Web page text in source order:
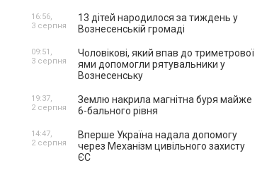
13 дітей народилося за тиждень у
Вознесенській громаді
16:56,
3 серпня
Чоловікові, який впав до триметрової
ями допомогли рятувальники у
Вознесенську
09:51,
3 серпня
Землю накрила магнітна буря майже
6-бального рівня
19:37,
2 серпня
Вперше Україна надала допомогу
через Механізм цивільного захисту
ЄС
14:47,
2 серпня